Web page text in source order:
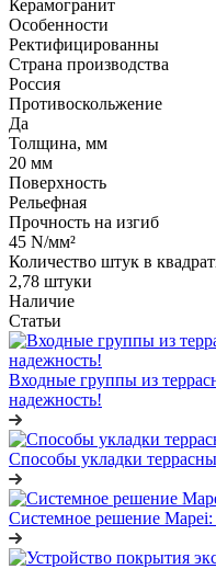
Керамогранит
Особенности
Ректифицированны
Страна производства
Россия
Противоскольжение
Да
Толщина, мм
20 мм
Поверхность
Рельефная
Прочность на изгиб
45 N/мм²
Количество штук в
2,78 штуки
Наличие
Статьи
Входные группы из
надежность!
Способы укладки
Системное решение